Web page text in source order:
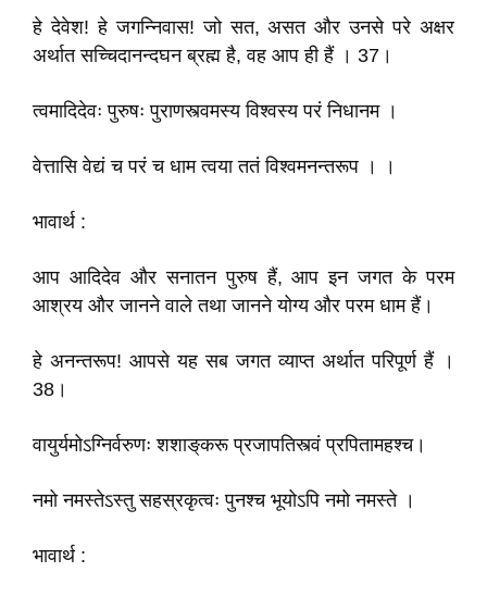
हे देवेश! हे जगन्निवास! जो सत, असत और उनसे परे अक्षर
अर्थात सच्चिदानन्दघन ब्रह्म है, वह आप ही हैं । 37।
त्वमादिदेवः पुरुषः पुराणस्त्वमस्य विश्वस्य परं निधानम ।
वेत्तासि वेद्यं च परं च धाम त्वया ततं विश्वमनन्तरूप । ।
भावार्थ :
आप आदिदेव और सनातन पुरुष हैं, आप इन जगत के परम
आश्रय और जानने वाले तथा जानने योग्य और परम धाम हैं।
हे अनन्तरूप! आपसे यह सब जगत व्याप्त अर्थात परिपूर्ण हैं ।
38।
वायुर्यमोऽग्निर्वरुणः शशाङ्‌करू प्रजापतिस्त्वं प्रपितामहश्च।
नमो नमस्तेऽस्तु सहस्रकृत्वः पुनश्च भूयोऽपि नमो नमस्ते ।
भावार्थ :